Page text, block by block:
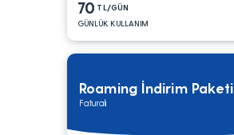
70 TL/GÜN
GÜNLÜK KULLANIM
Roaming İndirim Paketi
Faturalı